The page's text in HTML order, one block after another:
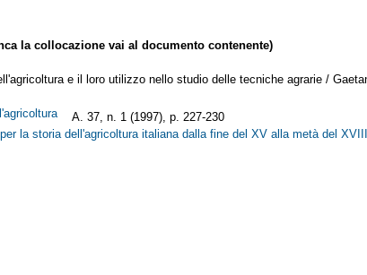
la collocazione vai al documento contenente)
e il loro utilizzo nello studio delle tecniche agrarie /
A. 37, n. 1 (1997), p. 227-230
la storia dell'agricoltura italiana dalla fine del XV alla metà del